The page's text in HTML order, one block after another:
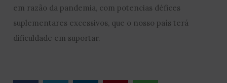
em razão da pandemia, com potencias défices
suplementares excessivos, que o nosso país terá
dificuldade em suportar.